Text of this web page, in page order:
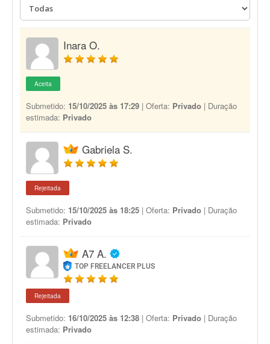
Inara O.
Aceita
Submetido: 15/10/2025 às 17:29 | Oferta: Privado | Duração
estimada: Privado
Gabriela S.
Rejeitada
Submetido: 15/10/2025 às 18:25 | Oferta: Privado | Duração
estimada: Privado
A7 A.
TOP FREELANCER PLUS
Rejeitada
Submetido: 16/10/2025 às 12:38 | Oferta: Privado | Duração
estimada: Privado